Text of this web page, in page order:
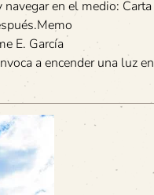
en el medio: Carta
E. García
a encender una luz en